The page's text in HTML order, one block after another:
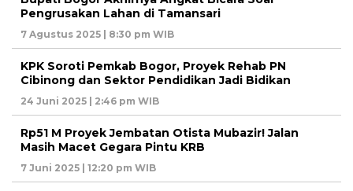
Pengrusakan Lahan di Tamansari
7 Agustus 2025 | 8:30 pm WIB
KPK Soroti Pemkab Bogor, Proyek Rehab PN
Cibinong dan Sektor Pendidikan Jadi Bidikan
24 Juni 2025 | 2:46 pm WIB
Rp51 M Proyek Jembatan Otista Mubazir! Jalan
Masih Macet Gegara Pintu KRB
7 Juni 2025 | 12:20 pm WIB